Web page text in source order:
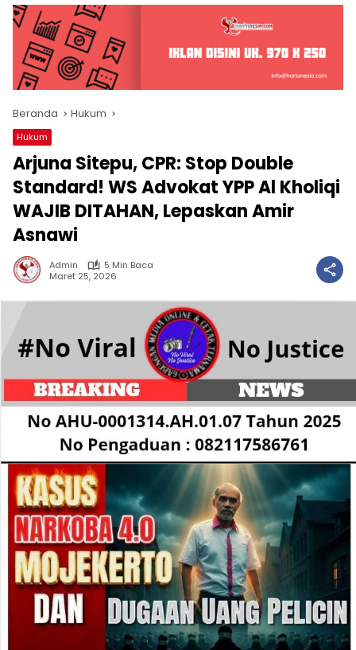
Beranda Hukum
Hukum
Arjuna Sitepu, CPR: Stop Double
Standard! WS Advokat YPP Al Kholiqi
WAJIB DITAHAN, Lepaskan Amir
Asnawi
Admin
5 Min Baca
Maret 25, 2026